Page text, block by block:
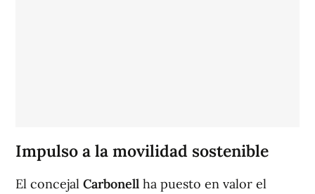
Impulso a la movilidad sostenible
El concejal Carbonell ha puesto en valor el